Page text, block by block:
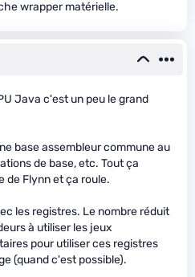
wrapper matérielle.
Java c'est un peu le grand
base assembleur commune au
de base, etc. Tout ça
de Flynn et ça roule.
les registres. Le nombre réduit
à utiliser les jeux
pour utiliser ces registres
(quand c'est possible).